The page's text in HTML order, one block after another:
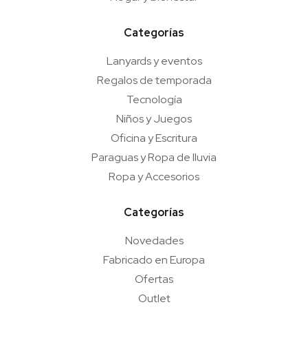
Categorías
Lanyards y eventos
Regalos de temporada
Tecnología
Niños y Juegos
Oficina y Escritura
Paraguas y Ropa de lluvia
Ropa y Accesorios
Categorías
Novedades
Fabricado en Europa
Ofertas
Outlet